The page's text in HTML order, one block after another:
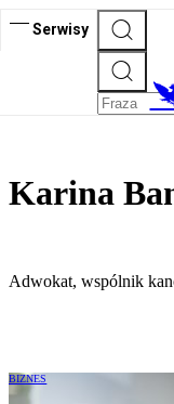
Serwisy
Karina
Adwokat, wspólnik
BIZNES